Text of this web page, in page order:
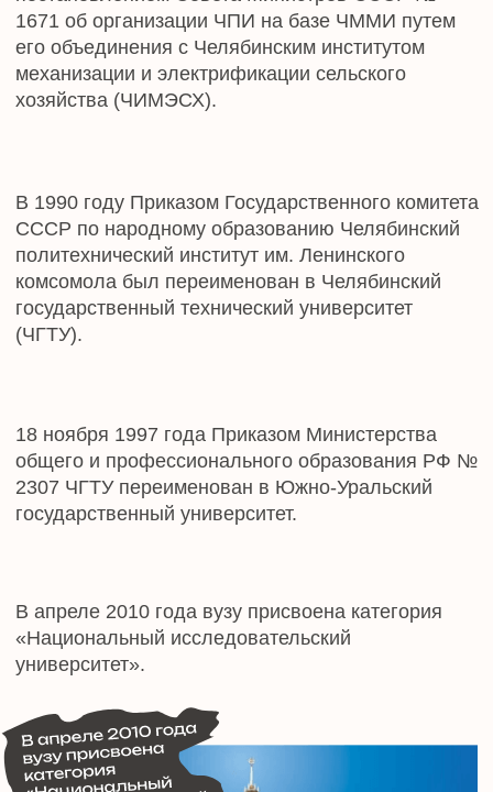
ЮУрГУ с самого основания был первым
среди вузов региона и решал важнейшие
государственные задачи. Ваш университет
обеспечивает экономику страны отлично
подготовленными кадрами, новыми
ЮУрГУ всегда идут в ногу со временем и
развивают самые востребованные и
перспективные направления.
преподаватели, студенты
и выпускники!
»